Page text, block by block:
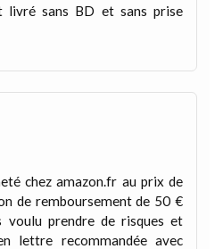
livré sans BD et sans prise
chez amazon.fr au prix de
de remboursement de 50 €
voulu prendre de risques et
lettre recommandée avec